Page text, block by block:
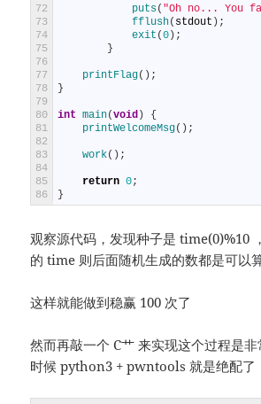
72
73
74
75
76
77
78
79
80
81
82
83
84
85
86
puts( "Oh no... You
fflush( stdout ) ;
exit (0 ) ;
}
printFlag( ) ;
}
int main(void )
{
printWelcomeMsg( ) ;
work( ) ;
return 0;
}
观察源代码，发现种子是 time(0)%10
的 time 则后面随机生成的数都是可以
这样就能做到稳赢 100 次了
然而再敲一个 C艹 来实现这个过程是
时候 python3 + pwntools 就是绝配了